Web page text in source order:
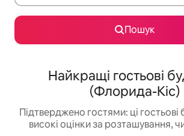
Пошук
Найкращі гостьові
(Флорида-Кіс)
Підтверджено гостями: ці
високі оцінки за розташування,